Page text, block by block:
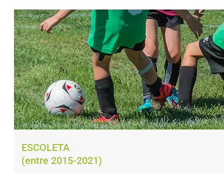
ESCOLETA
(entre 2015-2021)